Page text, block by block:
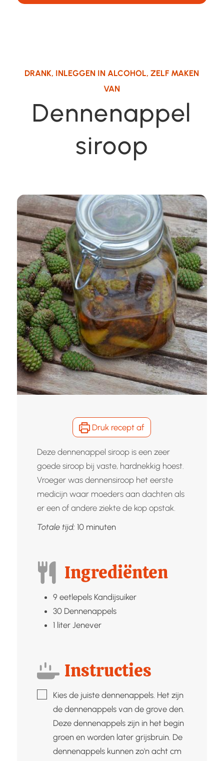
DRANK, INLEGGEN IN ALCOHOL,ZELF MAKEN
VAN
Dennenappel
siroop
Druk recept af
Deze dennenappel siroop is een zeer
goede siroop bij vaste, hardnekkig hoest.
Vroeger was dennensiroop het eerste
medicijn waar moeders aan dachten als
er een of andere ziekte de kop opstak.
Totale tijd: 10minuten
minuten
Ingrediënten
9 eetlepels Kandijsuiker
30 Dennenappels
1 liter Jenever
Instructies
▢Kies de juiste dennenappels. Het zijn
de dennenappels van de grove den.
Deze dennenappels zijn in het begin
groen en worden later grijsbruin. De
dennenappels kunnen zo'n acht cm